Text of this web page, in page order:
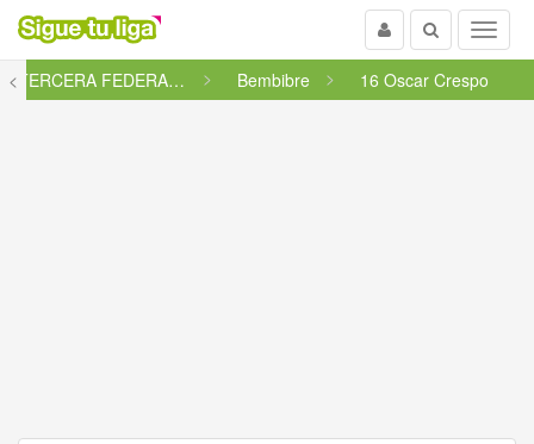
Menu
Buscar
Usuario
<
: TERCERA FEDERACIÓN - GRUPO ... Bembibre 16 Oscar Crespo